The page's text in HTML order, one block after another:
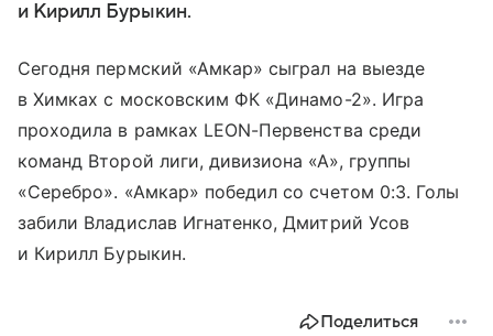
и Кирилл Бурыкин.
Сегодня пермский «Амкар» сыграл на выезде
в Химках с московским ФК «Динамо-2». Игра
проходила в рамках LEON-Первенства среди
команд Второй лиги, дивизиона «А», группы
«Серебро». «Амкар» победил со счетом 0:3. Голы
забили Владислав Игнатенко, Дмитрий Усов
и Кирилл Бурыкин.
Поделиться